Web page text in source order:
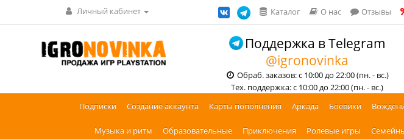
Личный кабинет Каталог О нас Отзывы
Поддержка в Telegram
@igronovinka
Обраб. заказов: с 10:00 до 22:00 (пн. - вс.)
Тех. поддержка: с 10:00 до 22:00 (пн. - вс.)
Подписки Создание аккаунта Карты пополнения Аркада Боевики
Музыка и ритм Образовательные Приключения Ролевые игры